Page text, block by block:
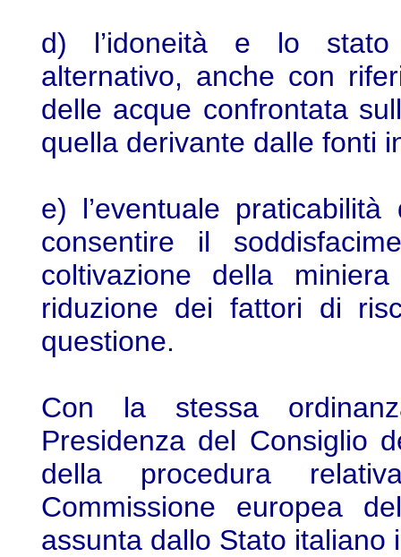
d) l’idoneità e lo stato
alternativo, anche con
delle acque confrontata
quella derivante dalle fonti
e) l’eventuale
consentire il
coltivazione della
riduzione dei fattori di
questione.
Con la stessa
Presidenza del Consiglio
della procedura
Commissione europea
assunta dallo Stato